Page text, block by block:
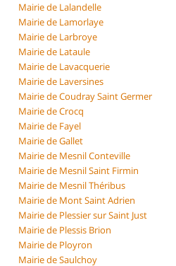
Mairie de Lalandelle
Mairie de Lamorlaye
Mairie de Larbroye
Mairie de Lataule
Mairie de Lavacquerie
Mairie de Laversines
Mairie de Coudray Saint Germer
Mairie de Crocq
Mairie de Fayel
Mairie de Gallet
Mairie de Mesnil Conteville
Mairie de Mesnil Saint Firmin
Mairie de Mesnil Théribus
Mairie de Mont Saint Adrien
Mairie de Plessier sur Saint Just
Mairie de Plessis Brion
Mairie de Ployron
Mairie de Saulchoy